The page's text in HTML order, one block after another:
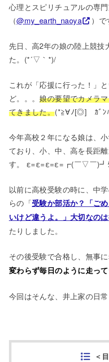
心理とスピリチュアルの専
（@my_earth_naoya ）で
先日、高2年の娘の陸上競技
た。(*´▽｀*)/
これが「応援に行った！」
ど。。。娘の要望でカメラ
てきました。(*≧∀ﾉ[◎]ゝｶﾞﾝ
今年高校２年になる娘は、
ており、小、中、高を長距
す。 ε=ε=ε=ε=┏(￣▽￣)┛
以前に高校受験の時に、中
らの「受験か部活か？「ご
いけど違うよ。」大切なの
たりしました。
その後受験で合格し、無事
変わらず毎日のように走って
今回はそんな、井上家の日
＜